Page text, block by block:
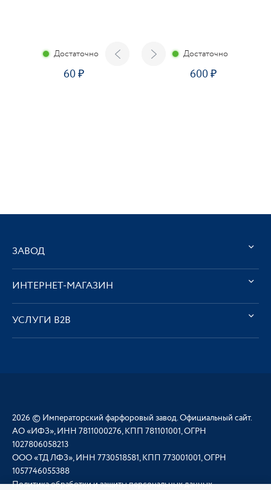
Достаточно
60
Достаточно
600
ЗАВОД
ИНТЕРНЕТ-МАГАЗИН
УСЛУГИ В2В
2026 © Императорский фарфоровый завод. Официальный сайт.
АО «ИФЗ», ИНН 7811000276, КПП 781101001, ОГРН
1027806058213
ООО «ТД ЛФЗ», ИНН 7730518581, КПП 773001001, ОГРН
1057746055388
Политика обработки и защиты персональных данных